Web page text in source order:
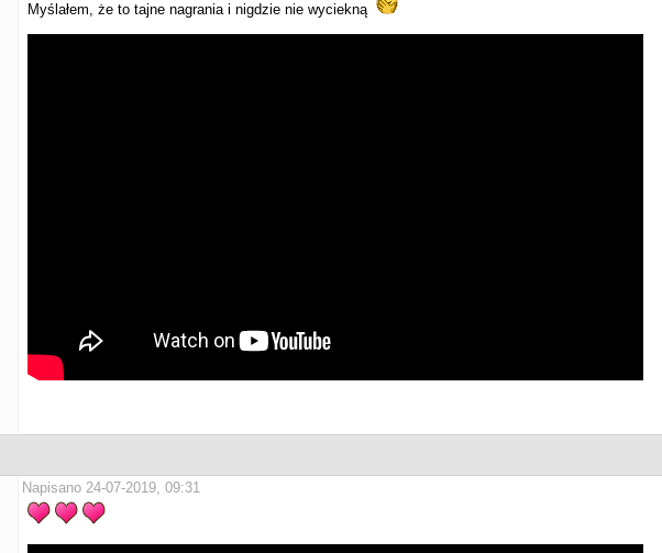
Myślałem, że to tajne nagrania i nigdzie nie wyciekną
Napisano 24-07-2019, 09:31